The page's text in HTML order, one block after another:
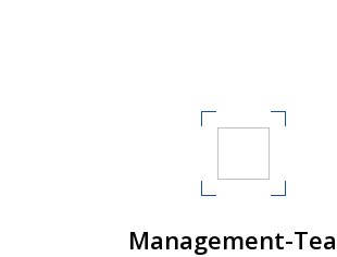
Management-